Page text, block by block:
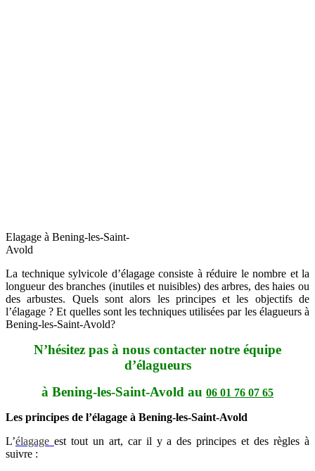
Elagage à Bening-les-Saint-
Avold
La technique sylvicole d’élagage consiste à réduire le nombre et la
longueur des branches (inutiles et nuisibles) des arbres, des haies ou
des arbustes. Quels sont alors les principes et les objectifs de
l’élagage ? Et quelles sont les techniques utilisées par les élagueurs à
Bening-les-Saint-Avold?
N’hésitez pas à nous contacter notre équipe
d’élagueurs
à Bening-les-Saint-Avold au 06 01 76 07 65
Les principes de l’élagage à Bening-les-Saint-Avold
L’élagage est tout un art, car il y a des principes et des règles à
suivre :